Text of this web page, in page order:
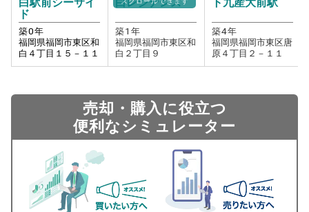
ド
築0年
福岡県福岡市東区和
白４丁目１５－１１
築1 年
福岡県福岡市東区和
白２丁目９
築4年
福岡県福岡市東区唐
原４丁目２－１１
売却・購入に役立つ
便利なシミュレーター